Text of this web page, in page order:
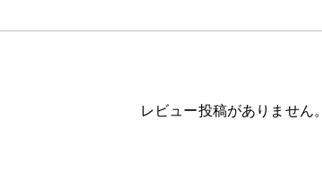
レビュー投稿がありません。